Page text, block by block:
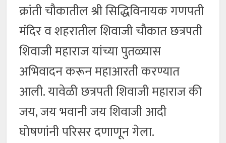
क्रांती चौकातील श्री सिद्धिविनायक गणपती
मंदिर व शहरातील शिवाजी चौकात छत्रपती
शिवाजी महाराज यांच्या पुतळ्यास
अभिवादन करून महाआरती करण्यात
आली. यावेळी छत्रपती शिवाजी महाराज की
जय, जय भवानी जय शिवाजी आदी
घोषणांनी परिसर दणाणून गेला.